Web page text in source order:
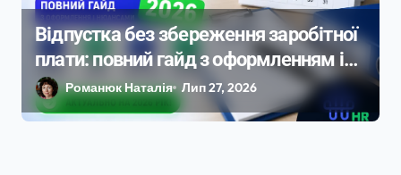
Відпустка без збереження заробітної
плати: повний гайд з оформленням і
нюансами 2026
Романюк Наталія Лип 27, 2026